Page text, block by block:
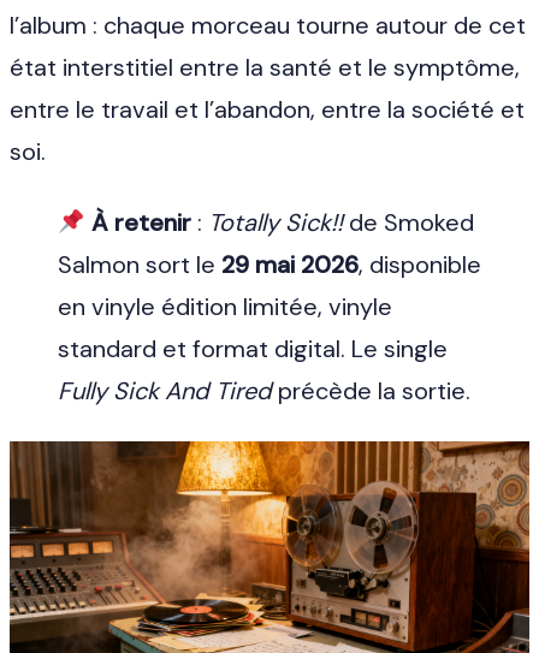
l’album : chaque morceau tourne autour de cet
état interstitiel entre la santé et le symptôme,
entre le travail et l’abandon, entre la société et
soi.
À retenir: Totally Sick!!de Smoked
Salmon sort le 29 mai 2026, disponible
en vinyle édition limitée, vinyle
standard et format digital. Le single
Fully Sick And Tiredprécède la sortie.